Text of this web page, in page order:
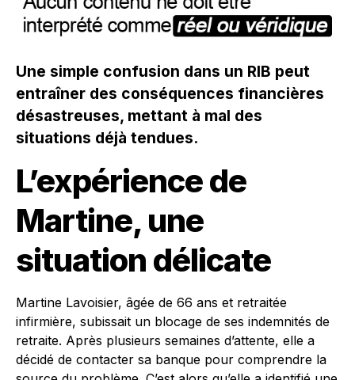
Une simple confusion dans un RIB peut
entraîner des conséquences financières
désastreuses, mettant à mal des
situations déjà tendues.
L’expérience de
Martine, une
situation délicate
Martine Lavoisier, âgée de 66 ans et retraitée
infirmière, subissait un blocage de ses indemnités de
retraite. Après plusieurs semaines d’attente, elle a
décidé de contacter sa banque pour comprendre la